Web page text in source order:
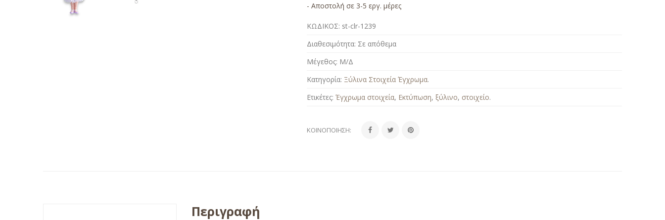
- Αποστολή σε 3-5 εργ. μέρες
ΚΩΔΙΚΟΣ: st-clr-1239
Διαθεσιμότητα: Σε απόθεμα
Μέγεθος: Μ/Δ
Κατηγορία: Ξύλινα Στοιχεία Έγχρωμα.
Ετικέτες:Έγχρωμα στοιχεία, Εκτύπωση,ξύλινο, στοιχείο.
ΚΟΙΝΟΠΟΊΗΣΗ:
Περιγραφή